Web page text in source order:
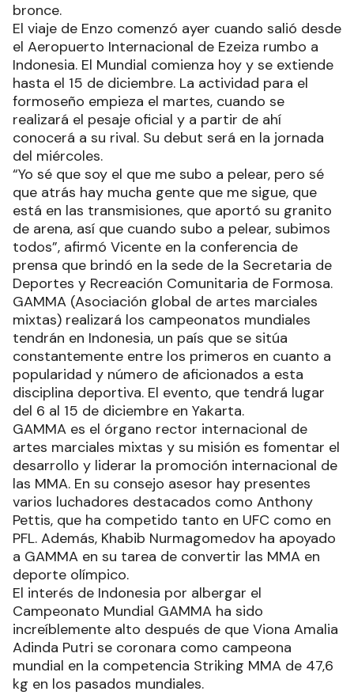
bronce.
El viaje de Enzo comenzó ayer cuando salió desde
el Aeropuerto Internacional de Ezeiza rumbo a
Indonesia. El Mundial comienza hoy y se extiende
hasta el 15 de diciembre. La actividad para el
formoseño empieza el martes, cuando se
realizará el pesaje oficial y a partir de ahí
conocerá a su rival. Su debut será en la jornada
del miércoles.
“Yo sé que soy el que me subo a pelear, pero sé
que atrás hay mucha gente que me sigue, que
está en las transmisiones, que aportó su granito
de arena, así que cuando subo a pelear, subimos
todos”, afirmó Vicente en la conferencia de
prensa que brindó en la sede de la Secretaria de
Deportes y Recreación Comunitaria de Formosa.
GAMMA (Asociación global de artes marciales
mixtas) realizará los campeonatos mundiales
tendrán en Indonesia, un país que se sitúa
constantemente entre los primeros en cuanto a
popularidad y número de aficionados a esta
disciplina deportiva. El evento, que tendrá lugar
del 6 al 15 de diciembre en Yakarta.
GAMMA es el órgano rector internacional de
artes marciales mixtas y su misión es fomentar el
desarrollo y liderar la promoción internacional de
las MMA. En su consejo asesor hay presentes
varios luchadores destacados como Anthony
Pettis, que ha competido tanto en UFC como en
PFL. Además, Khabib Nurmagomedov ha apoyado
a GAMMA en su tarea de convertir las MMA en
deporte olímpico.
El interés de Indonesia por albergar el
Campeonato Mundial GAMMA ha sido
increíblemente alto después de que Viona Amalia
Adinda Putri se coronara como campeona
mundial en la competencia Striking MMA de 47,6
kg en los pasados mundiales.